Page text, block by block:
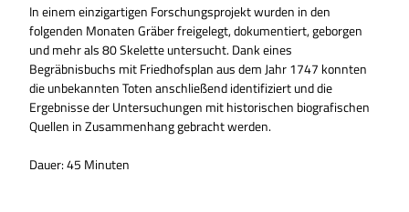
In einem einzigartigen Forschungsprojekt wurden in den
folgenden Monaten Gräber freigelegt, dokumentiert, geborgen
und mehr als 80 Skelette untersucht. Dank eines
Begräbnisbuchs mit Friedhofsplan aus dem Jahr 1747 konnten
die unbekannten Toten anschließend identifiziert und die
Ergebnisse der Untersuchungen mit historischen biografischen
Quellen in Zusammenhang gebracht werden.
Dauer: 45 Minuten